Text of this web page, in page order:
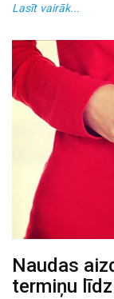
Lasīt vairāk...
Naudas
termiņu